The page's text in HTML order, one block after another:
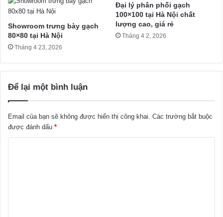
Showroom trưng bày gạch
80×80 tại Hà Nội
Tháng 4 23, 2026
Đại lý phân phối gạch
100×100 tại Hà Nội chất
lượng cao, giá rẻ
Tháng 4 2, 2026
Để lại một bình luận
Email của bạn sẽ không được hiển thị công khai. Các trường bắt buộc
được đánh dấu *